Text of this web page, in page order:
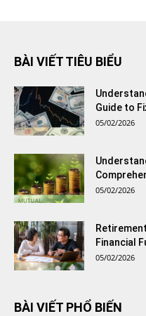
BÀI VIẾT TIÊU BIỂU
Guide to
05/02/2026
05/02/2026
Financial
05/02/2026
BÀI VIẾT PHỔ BIẾN